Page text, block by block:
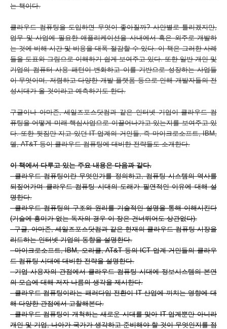
는 책이다.
클라우드 컴퓨팅을 도입하면 무엇이 좋아질까? 사안별로 틀리겠지만,
업무 및 사업에 필요한 애플리케이션을 사내에서 혹은 외주로 개발하
는 것에 비해 시간 및 비용을 대폭 절감할 수 있다. 이 책은 그러한 사례
들을 도표와 그림으로 이해하기 쉽게 보여주고 있다. 또한 일반 개인 및
기업의 컴퓨터 사용 패턴이 변화하고 이를 기반으로 성장하는 사업들
이 무엇이며, 저렴하고 다양한 개발 플랫폼 등으로 인해 개발자들의 전
성시대가 올 것이라고 예측하기도 한다.
구글이나 아마존, 세일즈포스닷컴과 같은 인터넷 기업이 클라우드 컴
퓨팅을 어떻게 미래 핵심사업으로 이끌어나가고 있는지를 보여주고 있
다. 또한 뒷짐만 지고 있던 IT 업계의 거인들, 즉 마이크로소프트, IBM,
델, AT&T 등이 클라우드 컴퓨팅에 대비한 전략들도 소개한다.
이 책에서 다루고 있는 주요 내용은 다음과 같다.
-클라우드 컴퓨팅이란 무엇인가를 정의하고, 컴퓨팅 시스템의 역사를
되짚어가며 클라우드 컴퓨팅 시대의 도래가 필연적인 이유에 대해 설
명한다.
-클라우드 컴퓨팅의 구조와 원리를 기술적인 설명을 통해 이해시킨다
(기술에 흥미가 없는 독자의 경우 이 장은 건너뛰어도 상관없다).
- 구글, 아마존, 세일즈포스닷컴과 같은 현재의 클라우드 컴퓨팅 시장을
리드하는 인터넷 기업의 동향을 설명한다.
- 마이크로소프트, IBM, 오라클, AT&T 등의 ICT 업계 거인들의 클라우
드 컴퓨팅 시대에 대비한 전략을 설명한다.
- 기업 사용자의 관점에서 클라우드 컴퓨팅 시대에 정보시스템의 본연
의 모습에 대해 저자 나름의 생각을 제시한다.
- 클라우드 컴퓨팅이라는 패러다임 전환이 IT 산업에 끼치는 영향에 대
해 다양한 관점에서 고찰해본다.
- 클라우드 컴퓨팅이 개척하는 새로운 시대를 맞아 IT 업계뿐만 아니라
개인 및 기업, 나아가 국가가 생각하고 준비해야 할 것이 무엇인지를 점